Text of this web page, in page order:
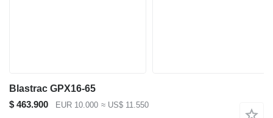
Blastrac GPX16-65
$ 463.900
EUR 10.000 ≈ US$ 11.550